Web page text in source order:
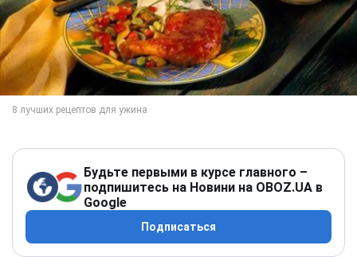
Будьте первыми в курсе главного –
подпишитесь на Новини на OBOZ.UA в
Google
Подписаться